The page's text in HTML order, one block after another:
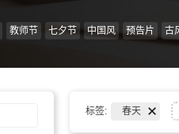
教师节 七夕节 中国风 预告片 古
标签: 春天